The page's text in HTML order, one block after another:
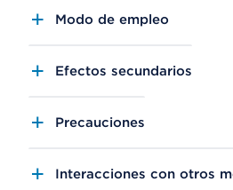
Modo de empleo
Efectos secundarios
Precauciones
Interacciones con otros